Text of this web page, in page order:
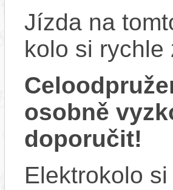
Jízda na
kolo si rychle
osobně
doporučit!
Elektrokolo